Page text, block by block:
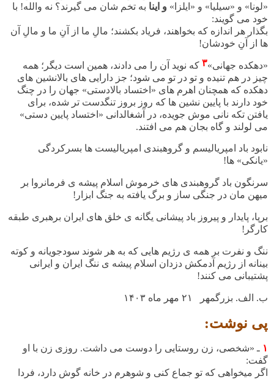
«لونا» و «سیلیا» و «ایلزا» و اینا به تخم شان می گیرند؟ نه والله! با
خود می گویند:
بگذار هر اندازه که بخواهند، فریاد بکشند؛ مالِ ما از آنِ ما و مالِ آن
ها از آنِ خودشان!
«دهکده جهانی»۳ که نوید آن را می دادند، همین است دیگر؛ همه
چیز در هم تنیده و تو در تو می شود؛ جز دارایی های بالانشین های
دهکده که همچنان اهرم های «اختساد بالادستی» جهان را در چنگ
خود دارند با پایین نشین ها که روز بروز تنگدست تر شده، برای
یافتن تکه نانی موش جویده، در آشغالدانی «اختساد پایین دستی»
می لولند و گاه بجان هم می افتند.
نابود باد امپریالیسم و گروهبندی امپریالیست ها بسرکردگی
«یانکی» ها!
سرنگون باد گروهبندی های خرموش اسلام پیشه ی فرمانروا بر
میهن مان در جنگی ساز و برگ یافته به جنگ ابزار!
برپا، پایدار و پیروز باد پیشانی یگانه ی خلق های ایران برهبری طبقه
کارگر!
ننگ و نفرت بر همه ی رژیم هایی که به هر شوند سودجویانه و کوته
بینانه از رژیم آدمکش دزدان اسلام پیشه ی ننگ ایران و ایرانی
پشتیبانی می کنند!
ب. الف. بزرگمهر ۲۱ مهر ماه ۱۴۰۳
پی نوشت:
۱ ـ «شخصی، زن روستایی را دوست می داشت. روزی زن با او
گفت:
اگر میخواهی كه تو جماع كنی و شوهرم در خانه گوش دارد، فردا